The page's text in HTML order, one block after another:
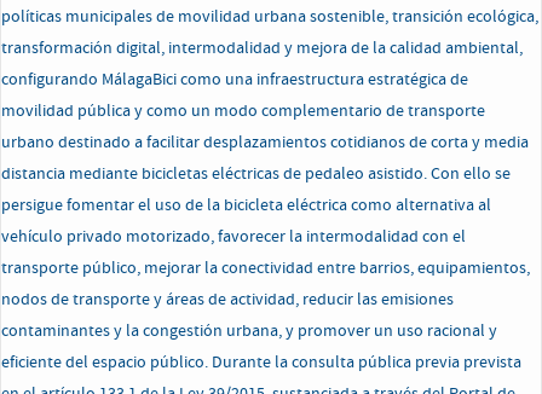
políticas municipales de movilidad urbana sostenible, transición ecológica,
transformación digital, intermodalidad y mejora de la calidad ambiental,
configurando MálagaBici como una infraestructura estratégica de
movilidad pública y como un modo complementario de transporte
urbano destinado a facilitar desplazamientos cotidianos de corta y media
distancia mediante bicicletas eléctricas de pedaleo asistido. Con ello se
persigue fomentar el uso de la bicicleta eléctrica como alternativa al
vehículo privado motorizado, favorecer la intermodalidad con el
transporte público, mejorar la conectividad entre barrios, equipamientos,
nodos de transporte y áreas de actividad, reducir las emisiones
contaminantes y la congestión urbana, y promover un uso racional y
eficiente del espacio público. Durante la consulta pública previa prevista